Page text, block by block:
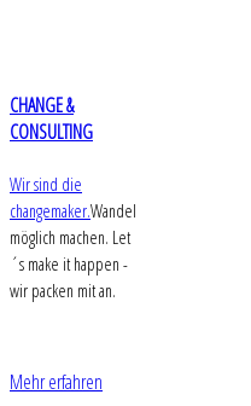
CHANGE &
CONSULTING
Wir sind die
changemaker.Wandel
möglich machen. Let
´s make it happen -
wir packen mit an.
Mehr erfahren